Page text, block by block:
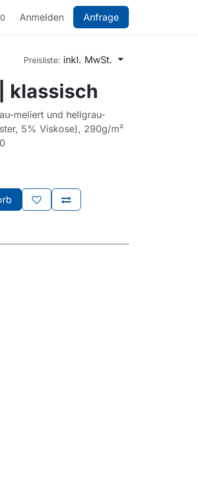
Anmelden Anfrage
Preisliste: inkl. MwSt.
klassisch
meliert und hellgrau-
5% Viskose), 290g/m²